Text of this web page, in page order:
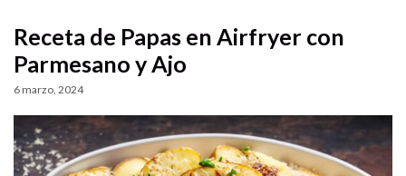
Receta de Papas en Airfryer con
Parmesano y Ajo
6 marzo, 2024